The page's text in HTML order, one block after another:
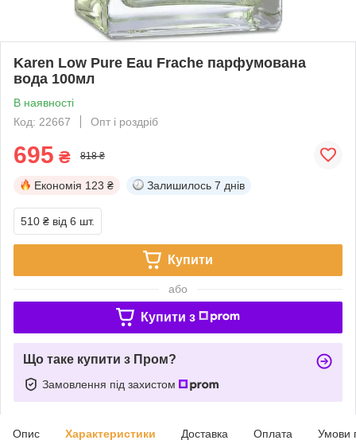
Karen Low Pure Eau Frache парфумована
вода 100мл
В наявності
Код: 22667
Опт і роздріб
695 ₴ 818 ₴
Економія 123 ₴ Залишилось 7 днів
510 ₴ від 6 шт.
Купити
або
Купити з
Що таке купити з Пром?
Замовлення під захистом
Опис Характеристики Доставка Оплата Умови